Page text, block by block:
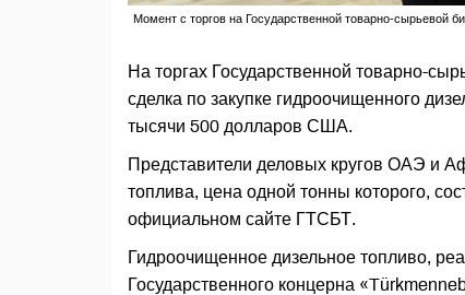
Момент с торгов на Государственной товарно-сырьевой
На торгах Государственной товарно-
сделка по закупке гидроочищенного
тысячи 500 долларов США.
Представители деловых кругов ОАЭ и
топлива, цена одной тонны которого,
официальном сайте ГТСБТ.
Гидроочищенное дизельное топливо,
Государственного концерна